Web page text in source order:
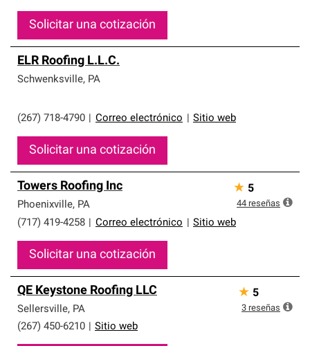
Solicitar una cotización
ELR Roofing L.L.C.
Schwenksville, PA
(267) 718-4790 Correo electrónico Sitio web
Solicitar una cotización
Towers Roofing Inc
Phoenixville, PA
(717) 419-4258
Correo electrónico Sitio web
Solicitar una cotización
★ 5
44 reseñas
QE Keystone Roofing LLC
Sellersville, PA
(267) 450-6210
Sitio web
★ 5
3 reseñas